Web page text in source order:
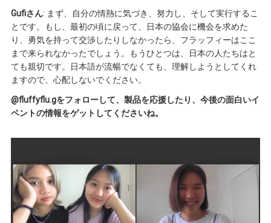
Gufiさん: まず、自分の情熱に気づき、努力し、そして実行するこ
とです。もし、最初の頃に戻って、日本の協会に機会を求めた
り、勇気を持って交渉したりしなかったら、フラッフィーはここ
まで来られなかったでしょう。もうひとつは、日本の人たちはと
ても親切です。日本語が流暢でなくても、理解しようとしてくれ
ますので、心配しないでください。
@fluffyflu.gをフォローして、製品を応援したり、今後の面白いイ
ベントの情報をゲットしてくださいね。